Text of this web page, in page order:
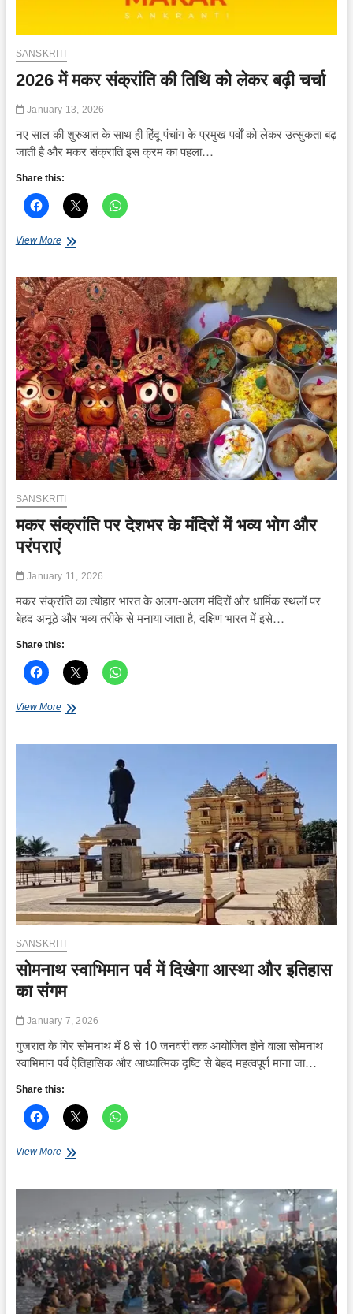
SANSKRITI
2026 में मकर संक्रांति की तिथि को लेकर बढ़ी चर्चा
January 13, 2026
नए साल की शुरुआत के साथ ही हिंदू पंचांग के प्रमुख पर्वों को लेकर उत्सुकता बढ़
जाती है और मकर संक्रांति इस क्रम का पहला…
Share this:
View More2026
संक्रांति
की
तिथि
को
लेकर
बढ़ी
चर्चा
SANSKRITI
मकर संक्रांति पर देशभर के मंदिरों में भव्य भोग और
परंपराएं
January 11, 2026
मकर संक्रांति का त्योहार भारत के अलग-अलग मंदिरों और धार्मिक स्थलों पर
बेहद अनूठे और भव्य तरीके से मनाया जाता है, दक्षिण भारत में इसे…
Share this:
View Moreमकर
परंपराएं
SANSKRITI
सोमनाथ स्वाभिमान पर्व में दिखेगा आस्था और इतिहास
का संगम
January 7, 2026
गुजरात के गिर सोमनाथ में 8 से 10 जनवरी तक आयोजित होने वाला सोमनाथ
स्वाभिमान पर्व ऐतिहासिक और आध्यात्मिक दृष्टि से बेहद महत्वपूर्ण माना जा…
Share this:
View Moreसोमनाथ
आस्था
और
इतिहास
का
संगम